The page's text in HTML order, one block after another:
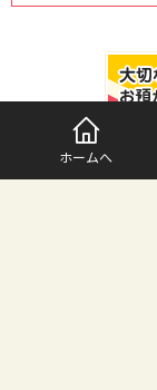
ホームへ